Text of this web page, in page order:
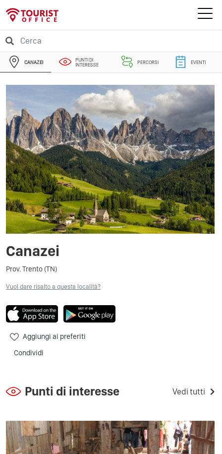
CANAZEI
PUNTI DI
INTERESSE
PERCORSI EVENTI
Canazei
Prov. Trento (TN)
Vuoi dare risalto a questa località?
Aggiungi ai preferiti
Condividi
Punti di interesse Vedi tutti